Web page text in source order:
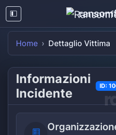
Home Dettaglio Vittima
Informazioni
Incidente
ID: